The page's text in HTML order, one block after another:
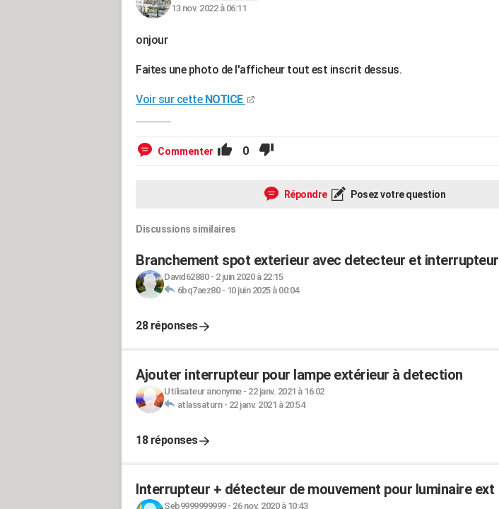
13 nov. 2022 à 06:11
onjour
Faites une photo de l'afficheur tout est inscrit dessus.
Voir sur cetteNOTICE
Commenter 0
Répondre Posez votre question
Discussions similaires
Branchement spot exterieur avec detecteur et interrupteur
David62880- 2 juin 2020 à 22:15
6bq7aez80- 10 juin 2025 à 00:04
28 réponses
Ajouter interrupteur pour lampe extérieur à detection
Utilisateur anonyme- 22 janv. 2021 à 16:02
atlassaturn- 22 janv. 2021 à 20:54
18 réponses
Interrupteur + détecteur de mouvement pour luminaire ext
Seb9999999999- 26 nov. 2020 à 10:43